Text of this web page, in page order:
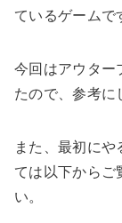
ているゲームで
今回はアウター
たので、参考に
また、最初に
ては以下からご
い。